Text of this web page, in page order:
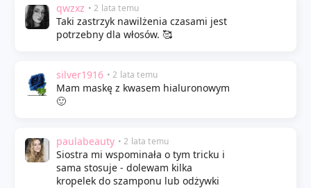
qwzxz • 2 lata temu
Taki zastrzyk nawilżenia czasami jest
potrzebny dla włosów. 🥰
silver1916 • 2 lata temu
Mam maskę z kwasem hialuronowym
🙂
paulabeauty • 2 lata temu
Siostra mi wspominała o tym tricku i
sama stosuje - dolewam kilka
kropelek do szamponu lub odżywki